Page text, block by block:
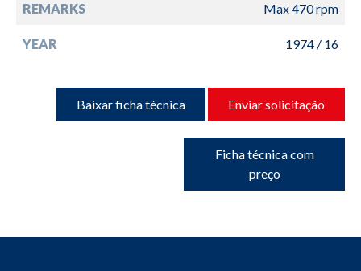
REMARKS Max 470 rpm
YEAR 1974 / 16
Baixar ficha técnica Enviar solicitação
Ficha técnica com
preço